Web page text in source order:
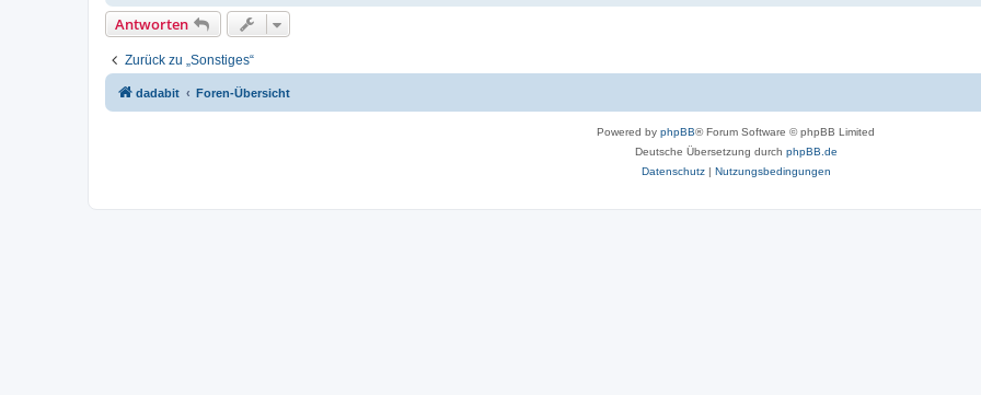
Antworten
Zurück zu „Sonstiges“
dadabit Foren-Übersicht
Powered by phpBB® Forum Software © phpBB Limited
Deutsche Übersetzung durch phpBB.de
Datenschutz| Nutzungsbedingungen